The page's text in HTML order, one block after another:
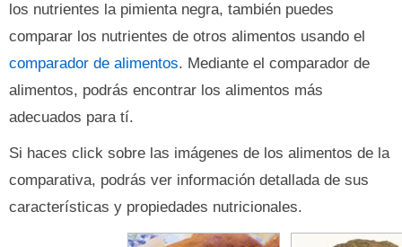
los nutrientes la pimienta negra, también puedes
comparar los nutrientes de otros alimentos usando el
comparador de alimentos. Mediante el comparador de
alimentos, podrás encontrar los alimentos más
adecuados para tí.
Si haces click sobre las imágenes de los alimentos de la
comparativa, podrás ver información detallada de sus
características y propiedades nutricionales.